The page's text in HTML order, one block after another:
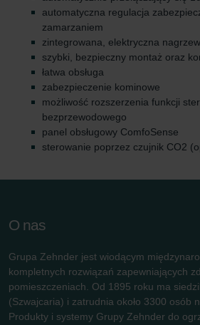
automatyczna regulacja
zamarzaniem
zintegrowana, elektryczna
szybki, bezpieczny montaż oraz
łatwa obsługa
zabezpieczenie kominowe
możliwość rozszerzenia funkcji
bezprzewodowego
panel obsługowy ComfoSense
sterowanie poprzez czujnik CO2
O nas
Grupa Zehnder jest wiodącym
kompletnych rozwiązań zapewniających
pomieszczeniach. Od 1895 roku ma
(Szwajcaria) i zatrudnia około 3300 osób
Produkty i systemy Grupy Zehnder do